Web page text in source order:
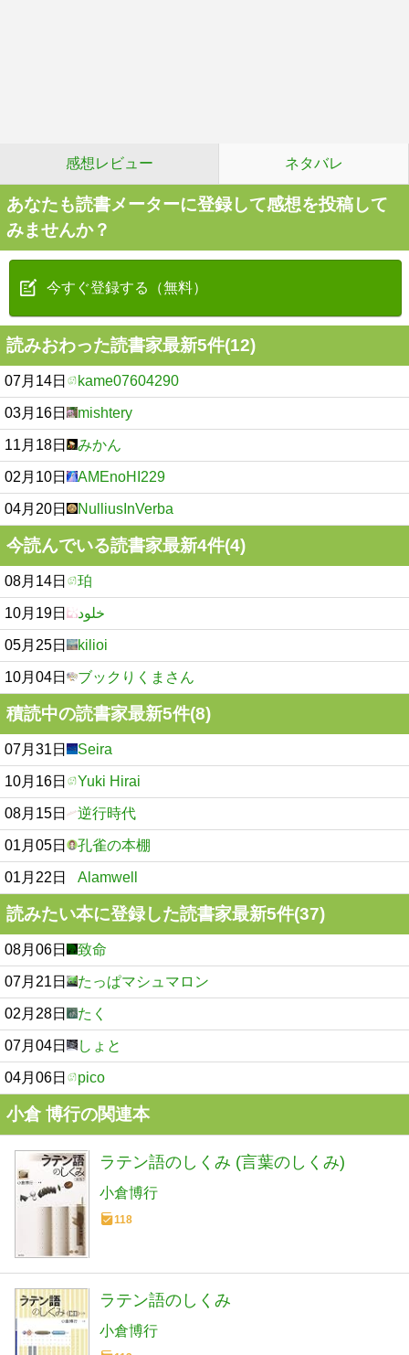
感想レビュー ネタバレ
あなたも読書メーターに登録して感想を投稿して
みませんか？
今すぐ登録する（無料）
読みおわった読書家最新5件(12)
07月14日 kame07604290
03月16日 mishtery
11月18日 みかん
02月10日 AMEnoHI229
04月20日 NulliusInVerba
今読んでいる読書家最新4件(4)
08月14日 珀
10月19日 خلود
05月25日 kilioi
10月04日 ブックりくまさん
積読中の読書家最新5件(8)
07月31日 Seira
10月16日 Yuki Hirai
08月15日 逆行時代
01月05日 孔雀の本棚
01月22日 Alamwell
読みたい本に登録した読書家最新5件(37)
08月06日 致命
07月21日 たっぱマシュマロン
02月28日 たく
07月04日 しょと
04月06日 pico
小倉 博行の関連本
ラテン語のしくみ (言葉のしくみ)
小倉博行
118
ラテン語のしくみ
小倉博行